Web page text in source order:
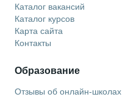
Каталог вакансий
Каталог курсов
Карта сайта
Контакты
Образование
Отзывы об онлайн-школах